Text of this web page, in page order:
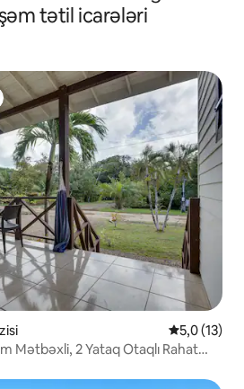
tətil icarələri
Ortalama
5,0 (13)
Mətbəxli, 2 Yataq Otaqlı Rahat